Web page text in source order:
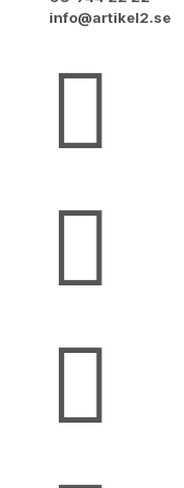
info@artikel2.se


